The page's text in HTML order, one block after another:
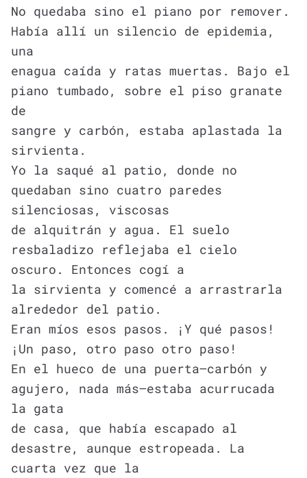
No quedaba sino el piano por remover.
Había allí un silencio de epidemia,
una
enagua caída y ratas muertas. Bajo el
piano tumbado, sobre el piso granate
de
sangre y carbón, estaba aplastada la
sirvienta.
Yo la saqué al patio, donde no
quedaban sino cuatro paredes
silenciosas, viscosas
de alquitrán y agua. El suelo
resbaladizo reflejaba el cielo
oscuro. Entonces cogí a
la sirvienta y comencé a arrastrarla
alrededor del patio.
Eran míos esos pasos. ¡Y qué pasos!
¡Un paso, otro paso otro paso!
En el hueco de una puerta—carbón y
agujero, nada más—estaba acurrucada
la gata
de casa, que había escapado al
desastre, aunque estropeada. La
cuarta vez que la